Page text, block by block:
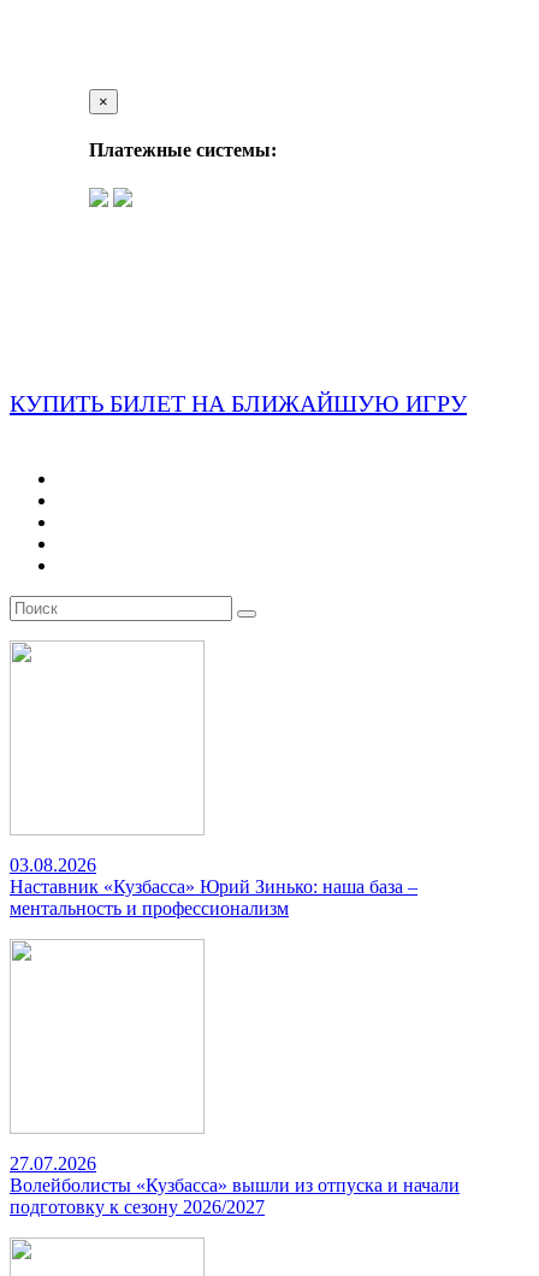
×
Платежные системы:
КУПИТЬ БИЛЕТ НА БЛИЖАЙШУЮ ИГРУ
03.08.2026
Наставник «Кузбасса» Юрий Зинько: наша база –
ментальность и профессионализм
27.07.2026
Волейболисты «Кузбасса» вышли из отпуска и начали
подготовку к сезону 2026/2027